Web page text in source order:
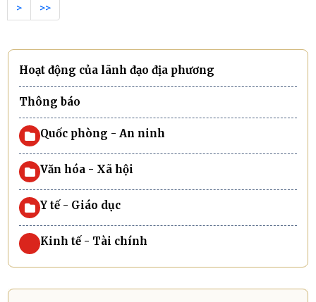
>
>>
Hoạt động của lãnh đạo địa phương
Thông báo
Quốc phòng - An ninh
Văn hóa - Xã hội
Y tế - Giáo dục
Kinh tế - Tài chính